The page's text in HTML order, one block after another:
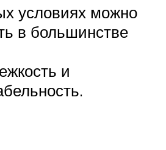
условиях можно
в большинстве
и